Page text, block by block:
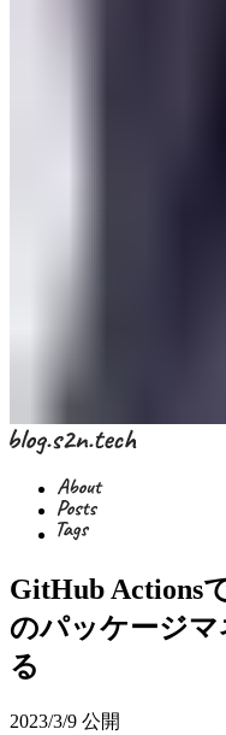
GitHub Actions
のパッケージ
る
2023/3/9 公開